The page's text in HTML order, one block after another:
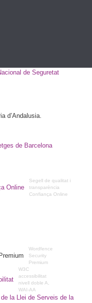
Segell de qualitat i
transparència
Confiança Online
Wordfence
Security
Premium
W3C
accessibilitat
nivell doble A,
WAI-AA